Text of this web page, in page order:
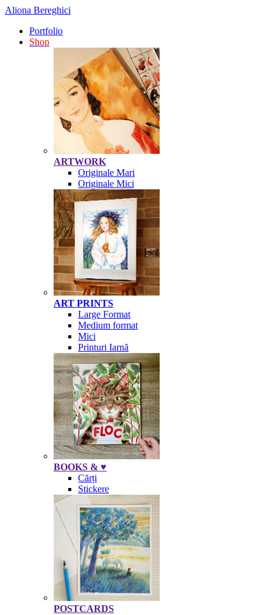
Aliona Bereghici
Portfolio
Shop
ARTWORK
Originale Mari
Originale Mici
ART PRINTS
Large Format
Medium format
Mici
Printuri Iarnă
BOOKS & ♥
Cărți
Stickere
POSTCARDS